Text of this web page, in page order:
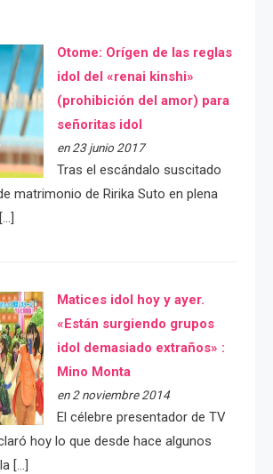
Otome: Orígen de las reglas
idol del «renai kinshi»
(prohibición del amor) para
señoritas idol
en 23 junio 2017
Tras el escándalo suscitado
matrimonio de Ririka Suto en plena
Matices idol hoy y ayer.
«Están surgiendo grupos
idol demasiado extraños» :
Mino Monta
en 2 noviembre 2014
El célebre presentador de TV
hoy lo que desde hace algunos
[…]